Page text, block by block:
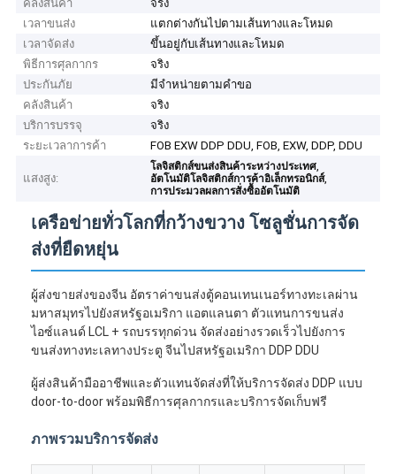
คลังสินค้า
จริง
เวลาขนส่ง
แตกต่างกันไปตามเส้นทางและโหมด
เวลาจัดส่ง
ขึ้นอยู่กับเส้นทางและโหมด
พิธีการศุลกากร
จริง
ประกันภัย
มีจำหน่ายตามคำขอ
คลังสินค้า
จริง
บริการบรรจุ
จริง
ระยะเวลาการค้า
FOB EXW DDP DDU, FOB, EXW, DDP, DDU
แสงสูง:
โลจิสติกส์ขนส่งสินค้าระหว่างประเทศ,
อัตโนมัติโลจิสติกส์การค้าอิเล็กทรอนิกส์,
การประมวลผลการสั่งซื้ออัตโนมัติ
เครือข่ายทั่วโลกที่กว้างขวาง โซลูชั่นการจัด
ส่งที่ยืดหยุ่น
ผู้ส่งขายส่งของจีน อัตราค่าขนส่งตู้คอนเทนเนอร์ทางทะเลผ่าน
มหาสมุทรไปยังสหรัฐอเมริกา แอตแลนตา ตัวแทนการขนส่ง
ไอซ์แลนด์ LCL + รถบรรทุกด่วน จัดส่งอย่างรวดเร็วไปยังการ
ขนส่งทางทะเลทางประตู จีนไปสหรัฐอเมริกา DDP DDU
ผู้ส่งสินค้ามืออาชีพและตัวแทนจัดส่งที่ให้บริการจัดส่ง DDP แบบ
door-to-door พร้อมพิธีการศุลกากรและบริการจัดเก็บฟรี
ภาพรวมบริการจัดส่ง